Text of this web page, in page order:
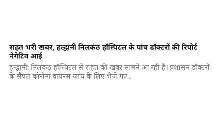
राहत भरी खबर, हल्द्वानी निलकंठ हॉस्पिटल के पांच डॉक्टरों की रिपोर्ट
नेगेटिव आई
हल्द्वानी: निलकंठ हॉस्पिटल से राहत की खबर सामने आ रही है। प्रशासन डॉक्टरों
के सैंपल कोरोना वायरस जांच के लिए भेजे गए...